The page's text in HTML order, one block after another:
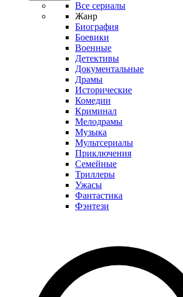
Все сериалы
Жанр
Биография
Боевики
Военные
Детективы
Документальные
Драмы
Исторические
Комедии
Криминал
Мелодрамы
Музыка
Мультсериалы
Приключения
Семейные
Триллеры
Ужасы
Фантастика
Фэнтези